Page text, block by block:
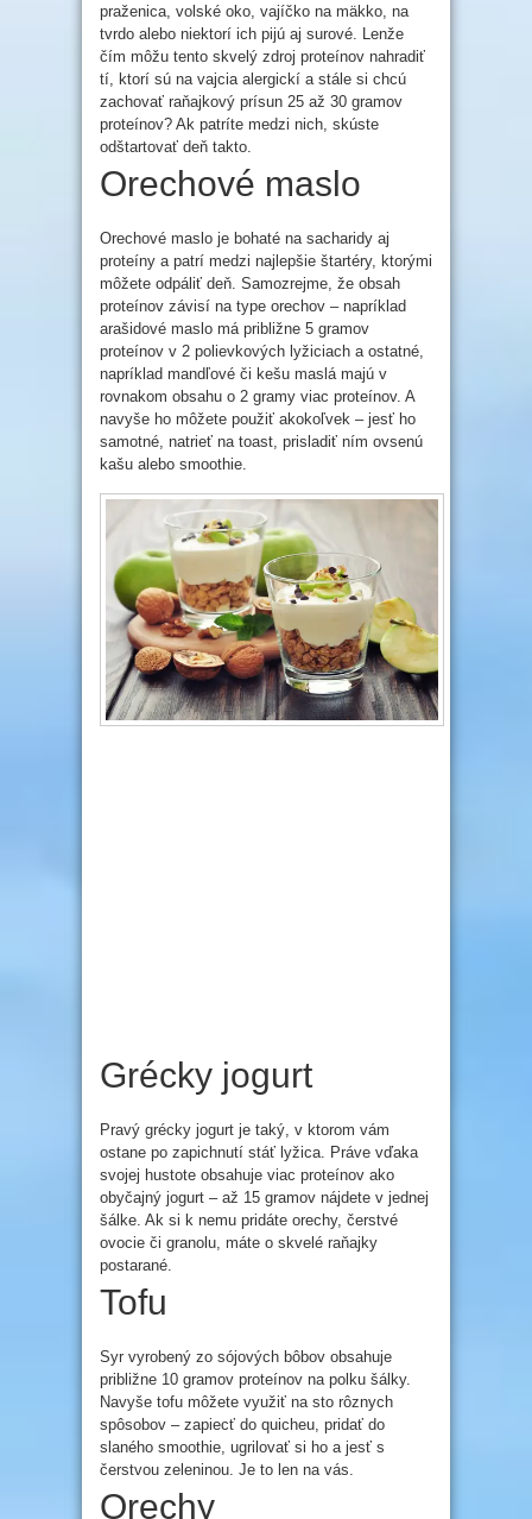
praženica, volské oko, vajíčko na mäkko, na
tvrdo alebo niektorí ich pijú aj surové. Lenže
čím môžu tento skvelý zdroj proteínov nahradiť
tí, ktorí sú na vajcia alergickí a stále si chcú
zachovať raňajkový prísun 25 až 30 gramov
proteínov? Ak patríte medzi nich, skúste
odštartovať deň takto.
Orechové maslo
Orechové maslo je bohaté na sacharidy aj
proteíny a patrí medzi najlepšie štartéry, ktorými
môžete odpáliť deň. Samozrejme, že obsah
proteínov závisí na type orechov – napríklad
arašidové maslo má približne 5 gramov
proteínov v 2 polievkových lyžiciach a ostatné,
napríklad mandľové či kešu maslá majú v
rovnakom obsahu o 2 gramy viac proteínov. A
navyše ho môžete použiť akokoľvek – jesť ho
samotné, natrieť na toast, prisladiť ním ovsenú
kašu alebo smoothie.
Grécky jogurt
Pravý grécky jogurt je taký, v ktorom vám
ostane po zapichnutí stáť lyžica. Práve vďaka
svojej hustote obsahuje viac proteínov ako
obyčajný jogurt – až 15 gramov nájdete v jednej
šálke. Ak si k nemu pridáte orechy, čerstvé
ovocie či granolu, máte o skvelé raňajky
postarané.
Tofu
Syr vyrobený zo sójových bôbov obsahuje
približne 10 gramov proteínov na polku šálky.
Navyše tofu môžete využiť na sto rôznych
spôsobov – zapiecť do quicheu, pridať do
slaného smoothie, ugrilovať si ho a jesť s
čerstvou zeleninou. Je to len na vás.
Orechy